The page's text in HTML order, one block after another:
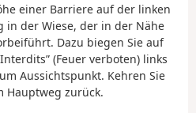
einer Barriere auf der linken
in der Wiese, der in der Nähe
Dazu biegen Sie auf
(Feuer verboten) links
Aussichtspunkt. Kehren Sie
Hauptweg zurück.